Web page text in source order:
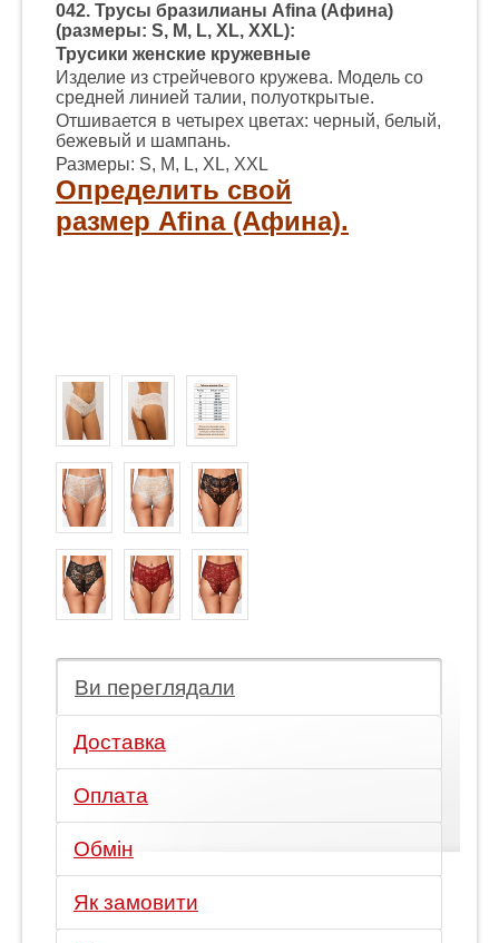
042. Трусы бразилианы Afina (Афина)
(размеры: S, M, L, XL, XXL):
Трусики женские кружевные
Изделие из стрейчевого кружева. Модель со
средней линией талии, полуоткрытые.
Отшивается в четырех цветах: черный, белый,
бежевый и шампань.
Размеры: S, M, L, XL, XXL
Определить свой
размер Afina (Афина).
Ви переглядали
Доставка
Оплата
Обмін
Як замовити